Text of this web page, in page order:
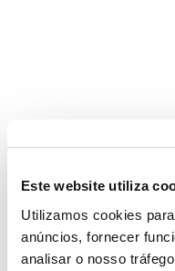
Este website utiliza
Utilizamos cookies
anúncios, fornecer
analisar o nosso